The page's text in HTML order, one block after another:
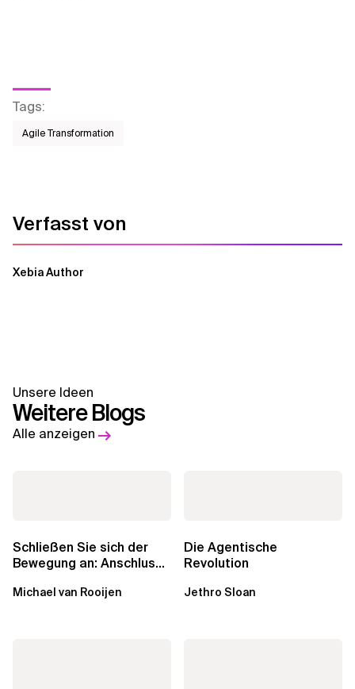
Tags:
Agile Transformation
Verfasst von
Xebia Author
Unsere Ideen
Weitere Blogs
Alle anzeigen
Schließen Sie sich der
Bewegung an: Anschluss
Michael van Rooijen
Die Agentische
Revolution
Jethro Sloan